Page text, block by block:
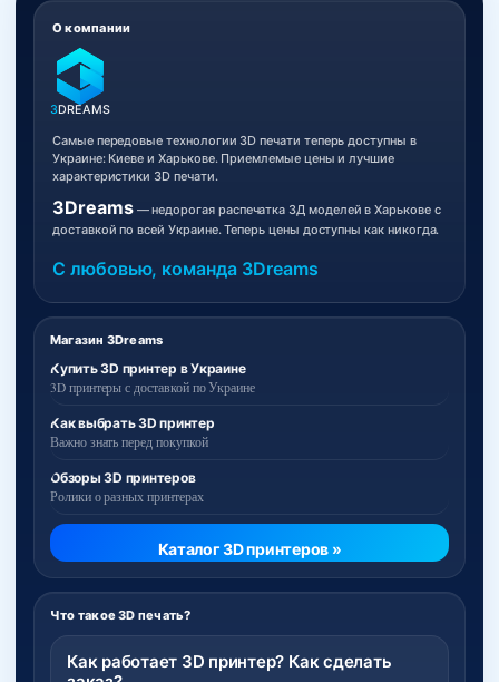
Магазин 3Dreams
Купить 3D принтер в Украине
3D принтеры с доставкой по Украине
Как выбрать 3D принтер
Важно знать перед покупкой
Обзоры 3D принтеров
Ролики о разных принтерах
Каталог 3D принтеров »
Что такое 3D печать?
Как работает 3D принтер? Как сделать
О компании
3DREAMS
Самые передовые технологии 3D печати теперь доступны в
Украине: Киеве и Харькове. Приемлемые цены и лучшие
характеристики 3D печати.
3Dreams— недорогая распечатка 3Д моделей в Харькове с
доставкой по всей Украине. Теперь цены доступны как никогда.
С любовью, команда 3Dreams